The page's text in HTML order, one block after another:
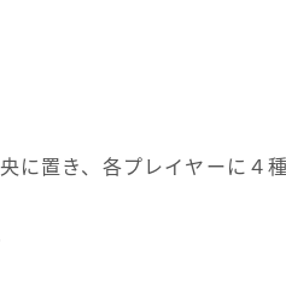
に置き、各プレイヤーに４